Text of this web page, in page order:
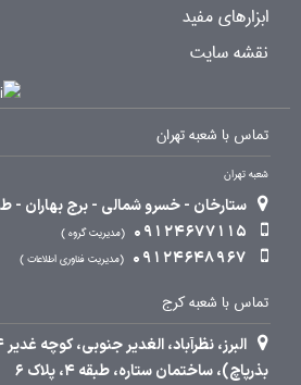
ابزارهای مفید
نقشه سایت
تماس با شعبه تهران
شعبه تهران
ستارخان - خسرو شمالی - برج بهاران - طبقه 7
09124677115
مدیریت گروه
09124648967 مدیریت فناوری اطلاعات
تماس با شعبه کرج
بذرپاچ)، ساختمان ستاره، طبقه 4، پلاک 6